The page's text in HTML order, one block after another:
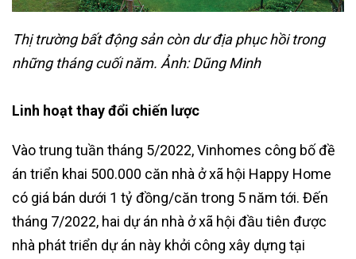
Thị trường bất động sản còn dư địa phục hồi trong
những tháng cuối năm. Ảnh: Dũng Minh
Linh hoạt thay đổi chiến lược
Vào trung tuần tháng 5/2022, Vinhomes công bố đề
án triển khai 500.000 căn nhà ở xã hội Happy Home
có giá bán dưới 1 tỷ đồng/căn trong 5 năm tới. Đến
tháng 7/2022, hai dự án nhà ở xã hội đầu tiên được
nhà phát triển dự án này khởi công xây dựng tại